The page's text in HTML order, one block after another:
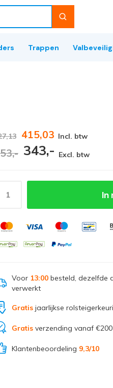
Trappen
415,03 Incl. btw
343,- Excl. btw
In
Voor 13:00 besteld, dezelfde
verwerkt
Gratis jaarlijkse
Gratis verzending vanaf €200
Klantenbeoordeling 9,3/10